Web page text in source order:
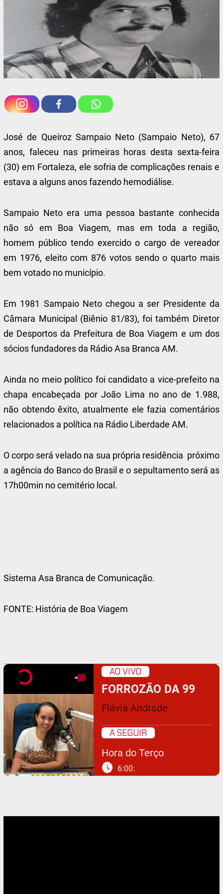
José de Queiroz Sampaio Neto (Sampaio Neto), 67
anos, faleceu nas primeiras horas desta sexta-feira
(30) em Fortaleza, ele sofria de complicações renais e
estava a alguns anos fazendo hemodiálise.
Sampaio Neto era uma pessoa bastante conhecida
não só em Boa Viagem, mas em toda a região,
homem público tendo exercido o cargo de vereador
em 1976, eleito com 876 votos sendo o quarto mais
bem votado no município.
Em 1981 Sampaio Neto chegou a ser Presidente da
Câmara Municipal (Biênio 81/83), foi também Diretor
de Desportos da Prefeitura de Boa Viagem e um dos
sócios fundadores da Rádio Asa Branca AM.
Ainda no meio político foi candidato a vice-prefeito na
chapa encabeçada por João Lima no ano de 1.988,
não obtendo êxito, atualmente ele fazia comentários
relacionados a política na Rádio Liberdade AM.
O corpo será velado na sua própria residência próximo
a agência do Banco do Brasil e o sepultamento será as
17h00min no cemitério local.
Sistema Asa Branca de Comunicação.
FONTE: História de Boa Viagem
AO VIVO
FORROZÃO DA 99
Flávia Andrade
A SEGUIR
Hora do Terço
schedule 6:00: